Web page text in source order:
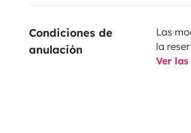
Condiciones de
anulación
Las
la
Ver